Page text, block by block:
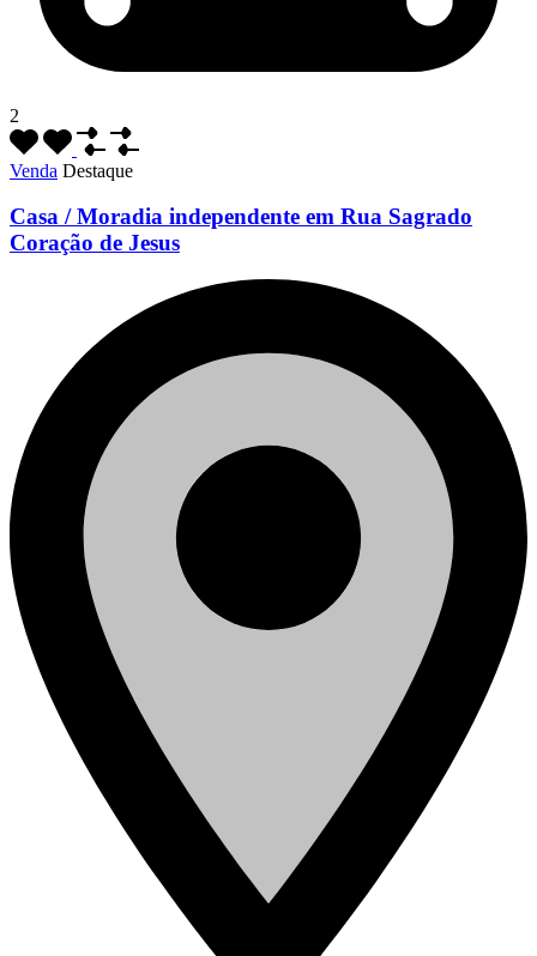
2
Venda Destaque
Casa / Moradia independente em Rua Sagrado
Coração de Jesus